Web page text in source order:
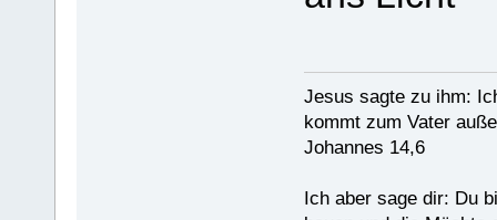
Jesus sagte zu ihm:
kommt zum Vater
Johannes 14,6
Ich aber sage dir: Du